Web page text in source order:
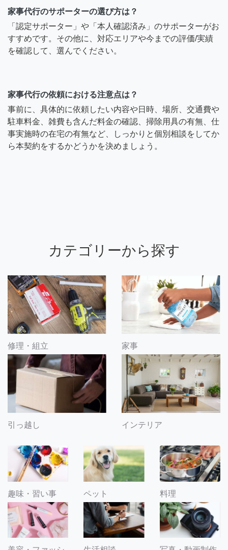
家事代行のサポーターの選び方は？
「認定サポーター」や「本人確認済み」のサポーターがお
すすめです。その他に、対応エリアや今までの評価/実績
を確認して、選んでください。
家事代行の依頼における注意点は？
事前に、具体的に依頼したい内容や日時、場所、交通費や
駐車料金、雑費も含んだ料金の確認、掃除用具の有無、仕
事実施時の在宅の有無など、しっかりと個別相談をしてか
ら本契約をするかどうかを決めましょう。
カテゴリーから探す
修理・組立 家事
引っ越し インテリア
趣味・習い事 ペット 料理